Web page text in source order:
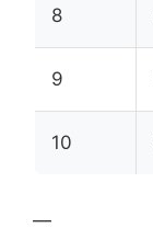
8
9
10
—